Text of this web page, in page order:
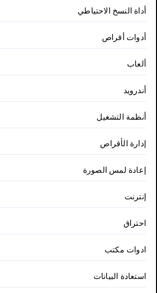
أداة النسخ الاحتياطي
أدوات أقراص
ألعاب
أندرويد
أنظمة التشغيل
إدارة الأقراص
إعادة لمس الصورة
إنترنت
احتراق
ادوات مكتب
استعادة البيانات